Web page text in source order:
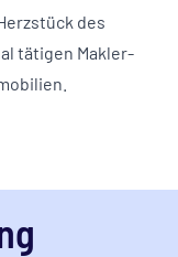
des
tätigen Makler-